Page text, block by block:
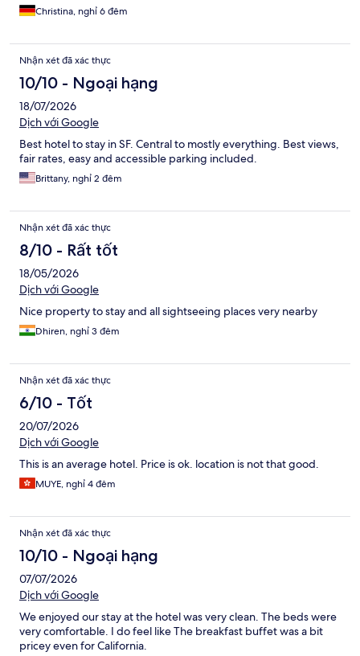
Christina, nghỉ 6 đêm
Nhận xét đã xác thực
10/10 - Ngoại hạng
18/07/2026
Dịch với Google
Best hotel to stay in SF. Central to mostly everything. Best views,
fair rates, easy and accessible parking included.
Brittany, nghỉ 2 đêm
Nhận xét đã xác thực
8/10 - Rất tốt
18/05/2026
Dịch với Google
Nice property to stay and all sightseeing places very nearby
Dhiren, nghỉ 3 đêm
Nhận xét đã xác thực
6/10 - Tốt
20/07/2026
Dịch với Google
This is an average hotel. Price is ok. location is not that good.
MUYE, nghỉ 4 đêm
Nhận xét đã xác thực
10/10 - Ngoại hạng
07/07/2026
Dịch với Google
We enjoyed our stay at the hotel was very clean. The beds were
very comfortable. I do feel like The breakfast buffet was a bit
pricey even for California.